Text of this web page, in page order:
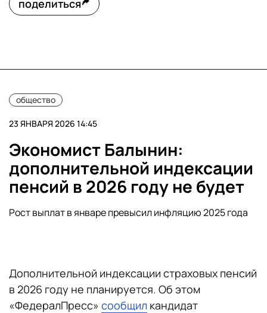
поделиться
общество
23 ЯНВАРЯ 2026 14:45
Экономист Балынин:
дополнительной индексации
пенсий в 2026 году не будет
Рост выплат в январе превысил инфляцию 2025 года
Дополнительной индексации страховых пенсий
в 2026 году не планируется. Об этом
«ФедералПресс» сообщил кандидат